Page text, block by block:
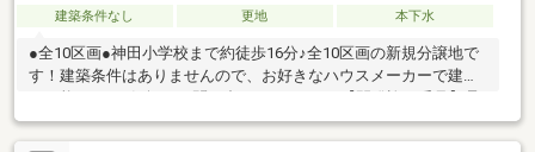
建築条件なし 更地 本下水
●全10区画●神田小学校まで約徒歩16分♪全10区画の新規分譲地で
す！建築条件はありませんので、お好きなハウスメーカーで建築
建 第KK15070062号（2026年4月末完成済）